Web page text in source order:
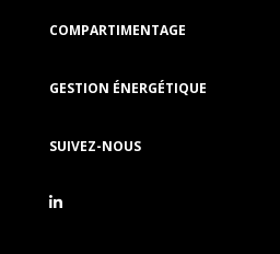
COMPARTIMENTAGE
GESTION ÉNERGÉTIQUE
SUIVEZ-NOUS